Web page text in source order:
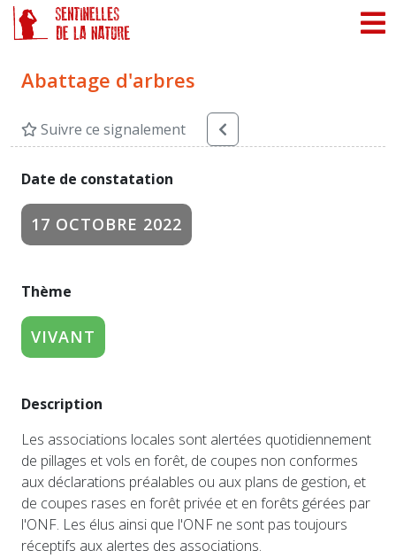
Abattage d'arbres
Suivre ce signalement
Date de constatation
17 OCTOBRE 2022
Thème
VIVANT
Description
Les associations locales sont alertées quotidiennement
de pillages et vols en forêt, de coupes non conformes
aux déclarations préalables ou aux plans de gestion, et
de coupes rases en forêt privée et en forêts gérées par
l'ONF. Les élus ainsi que l'ONF ne sont pas toujours
réceptifs aux alertes des associations.
Panneau de gestion des cookies